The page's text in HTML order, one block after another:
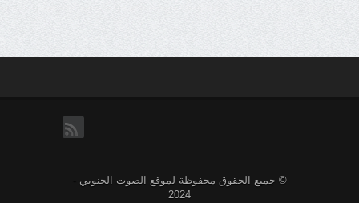
© جميع الحقوق محفوظة لموقع الصوت الجنوبي -
2024